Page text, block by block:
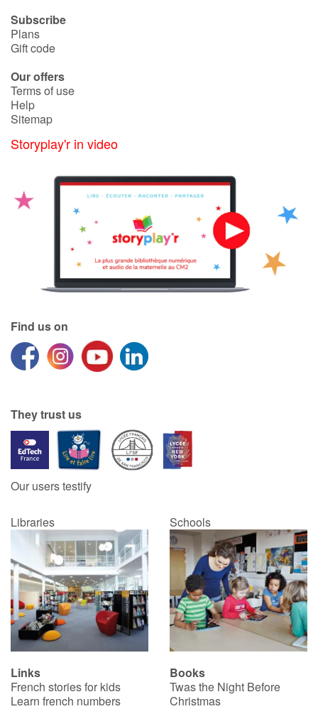
Libraries
Blog
Learn french with Storyplay'r
French book lists for children
Reading for children
Activities and workshops
Dyslexia and reading disorders
Subscribe
Plans
Gift code
Our offers
Terms of use
Help
Sitemap
Storyplay'r in video
Find us on
They trust us
Our users testify
Libraries Schools
Links
French stories for kids
Learn french numbers
Books
Twas the Night Before
Christmas